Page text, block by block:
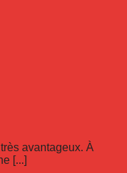
avantageux. À
[...]